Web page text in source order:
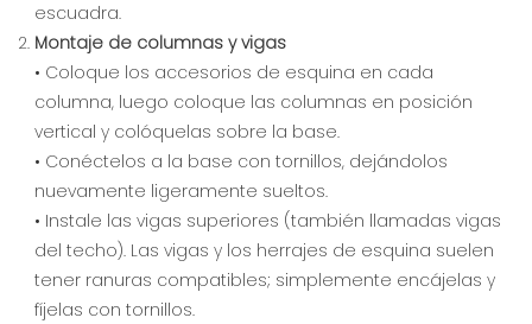
escuadra.
Montaje de columnas y vigas
• Coloque los accesorios de esquina en cada
columna, luego coloque las columnas en posición
vertical y colóquelas sobre la base.
• Conéctelos a la base con tornillos, dejándolos
nuevamente ligeramente sueltos.
• Instale las vigas superiores (también llamadas vigas
del techo). Las vigas y los herrajes de esquina suelen
tener ranuras compatibles; simplemente encájelas y
fíjelas con tornillos.